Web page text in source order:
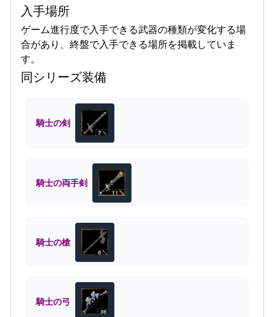
入手場所
ゲーム進行度で入手できる武器の種類が変化する場
合があり、終盤で入手できる場所を掲載していま
す。
同シリーズ装備
騎士の剣
騎士の両手剣
騎士の槍
騎士の弓